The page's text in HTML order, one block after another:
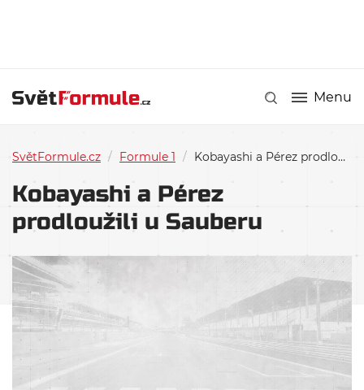
Menu
SvětFormule.cz / Formule 1 / Kobayashi a Pérez prodloužili u Sauberu
Kobayashi a Pérez
prodloužili u Sauberu